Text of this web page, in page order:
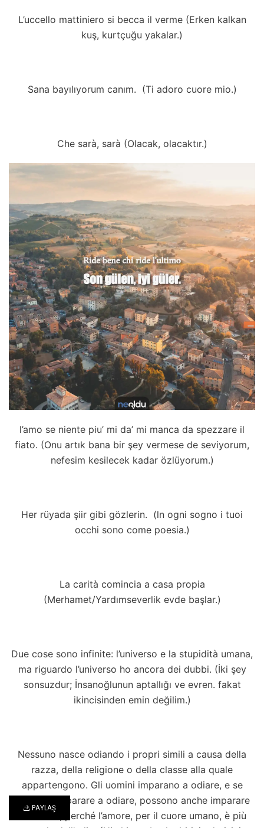
PAYLAŞ
L’uccello mattiniero si becca il verme (Erken kalkan
kuş, kurtçuğu yakalar.)
Sana bayılıyorum canım. (Ti adoro cuore mio.)
Che sarà, sarà (Olacak, olacaktır.)
l’amo se niente piu’ mi da’ mi manca da spezzare il
fiato. (Onu artık bana bir şey vermese de seviyorum,
nefesim kesilecek kadar özlüyorum.)
Her rüyada şiir gibi gözlerin. (ln ogni sogno i tuoi
occhi sono come poesia.)
La carità comincia a casa propia
(Merhamet/Yardımseverlik evde başlar.)
Due cose sono infinite: l’universo e la stupidità umana,
ma riguardo l’universo ho ancora dei dubbi. (İki şey
sonsuzdur; İnsanoğlunun aptallığı ve evren. fakat
ikincisinden emin değilim.)
Nessuno nasce odiando i propri simili a causa della
razza, della religione o della classe alla quale
appartengono. Gli uomini imparano a odiare, e se
possono imparare a odiare, possono anche imparare
ad amare, perché l’amore, per il cuore umano, è più